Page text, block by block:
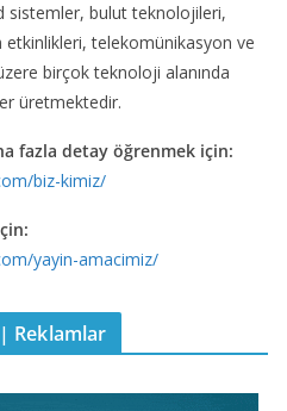
sistemler, bulut teknolojileri,
telekomünikasyon ve
birçok teknoloji alanında
üretmektedir.
fazla detay öğrenmek için:
biz-kimiz/
yayin-amacimiz/
Reklamlar